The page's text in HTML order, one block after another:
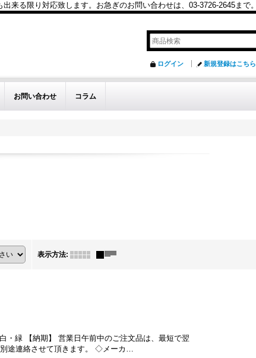
来る限り対応致します。お急ぎのお問い合わせは、03-3726-2645まで。
ログイン 新規登録はこちら
お問い合わせ コラム
表示方法:
・緑 【納期】 営業日午前中のご注文品は、最短で翌
途連絡させて頂きます。 ◇メーカ…